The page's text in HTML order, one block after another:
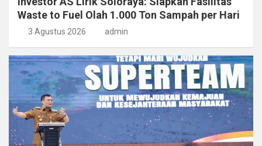
Waste to Fuel Olah 1.000 Ton Sampah per Hari
3 Agustus 2026 admin